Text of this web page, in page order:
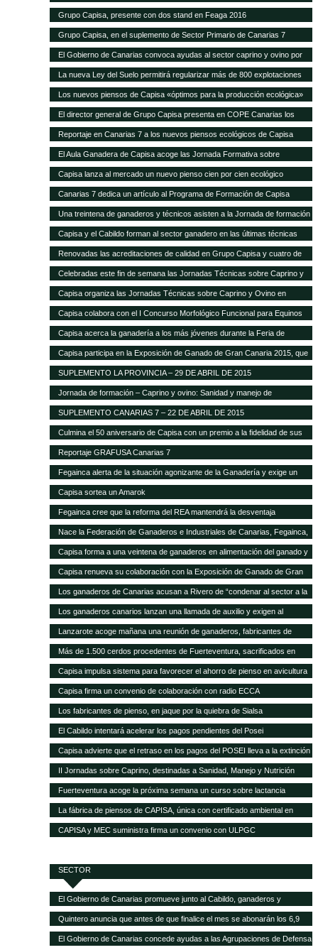
Grupo Capisa, presente con dos stand en Feaga 2016
Grupo Capisa, en el suplemento de Sector Primario de Canarias 7
El Gobierno de Canarias convoca ayudas al sector caprino y ovino por
seis millones de euros
La nueva Ley del Suelo permitirá regularizar más de 800 explotaciones
agrícolas y ganaderas
Los nuevos piensos de Capisa «óptimos para la producción ecológica»
El director general de Grupo Capisa presenta en COPE Canarias los
nuevos piensos ecológicos
Reportaje en Canarias 7 a los nuevos piensos ecológicos de Capisa
El Aula Ganadera de Capisa acoge las Jornada Formativa sobre
Avicultura de Puesta
Capisa lanza al mercado un nuevo pienso cien por cien ecológico
Canarias 7 dedica un artículo al Programa de Formación de Capisa
Una treintena de ganaderos y técnicos asisten a la Jornada de formación
en vacuno de Capisa y el Cabildo de Gran Canaria
Capisa y el Cabildo forman al sector ganadero en las últimas técnicas
mundiales de alimentación y manejo de vacuno
Renovadas las acreditaciones de calidad en Grupo Capisa y cuatro de
sus empresas
Celebradas este fin de semana las Jornadas Técnicas sobre Caprino y
Ovino de Uga
Capisa organiza las Jornadas Técnicas sobre Caprino y Ovino en
Lanzarote
Capisa colabora con el I Concurso Morfológico Funcional para Equinos
Capisa acerca la ganadería a los más jóvenes durante la Feria de
Ganado Selecto 2015
Capisa participa en la Exposición de Ganado de Gran Canaria 2015, que
contará con mil cabezas selectas de la isla
SUPLEMENTO LA PROVINCIA – 29 DE ABRIL DE 2015
Jornada de formación – Caprino y ovino: Sanidad y manejo de
alimentación
SUPLEMENTO CANARIAS 7 – 22 DE ABRIL DE 2015
Culmina el 50 aniversario de Capisa con un premio a la fidelidad de sus
clientes
Reportaje GRAFUSA Canarias 7
Fegainca alerta de la situación agonizante de la Ganadería y exige un
reparto más justo del Posei
Capisa sortea un Amarok
Fegainca cree que la reforma del REA mantendrá la desventaja
competitiva de la producción ganadera canaria
Nace la Federación de Ganaderos e Industriales de Canarias, Fegainca,
que por vez primera aglutina los intereses del sector en el Archipiélago
Capisa forma a una veintena de ganaderos en alimentación del ganado y
manejo de explotaciones
Capisa renueva su colaboración con la Exposición de Ganado de Gran
Canaria en su edición 2013
Los ganaderos de Canarias acusan a Rivero de “condenar al sector a la
desaparición con su desprecio”
Los ganaderos canarios lanzan una llamada de auxilio y exigen al
Gobierno que abone la ayuda de Estado del Posei
Lanzarote acoge mañana una reunión de ganaderos, fabricantes de
pienso y empresas transformadoras de leche para analizar la crisis del
sector
Más de 1.500 cerdos procedentes de Fuerteventura, sacrificados en
Gran Canaria por la mala gestión del matadero insular
Capisa impulsa sistema para favorecer el ahorro de pienso en avicultura
Capisa firma un convenio de colaboración con radio ECCA
Los fabricantes de pienso, en jaque por la quiebra de Sialsa
El Cabildo intentará acelerar los pagos pendientes del Posei
Capisa advierte que el retraso en los pagos del POSEI lleva a la extinción
al sector ganadero
II Jornadas sobre Caprino, destinadas a Sanidad, Manejo y Nutrición
Fuerteventura acoge la próxima semana un curso sobre lactancia
artificial en el sector caprino
La fábrica de piensos de CAPISA, única con certificado ambiental en
Canarias
CAPISA y MEC suministra firma un convenio con ULPGC
SECTOR
El Gobierno de Canarias promueve junto al Cabildo, ganaderos y
queseros de Tenerife el fomento de la producción local de forrajes
Quintero anuncia que antes de que finalice el mes se abonarán los 6,9
millones del POSEI adicional de la campaña 2015
El Gobierno de Canarias concede ayudas a las Agrupaciones de Defensa